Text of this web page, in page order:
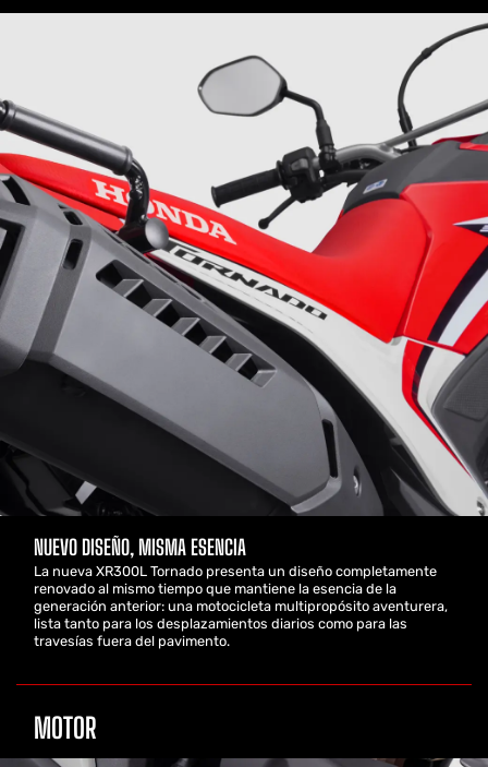
NUEVO DISEÑO, MISMA ESENCIA
La nueva XR300L Tornado presenta un diseño completamente
renovado al mismo tiempo que mantiene la esencia de la
generación anterior: una motocicleta multipropósito aventurera,
lista tanto para los desplazamientos diarios como para las
travesías fuera del pavimento.
MOTOR